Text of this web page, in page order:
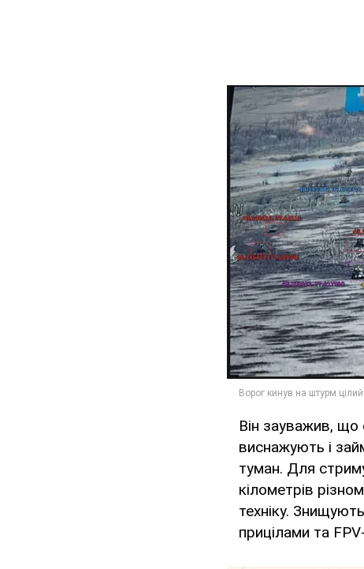
Він зауважив,
виснажують і
туман. Для
кілометрів
техніку.
прицілами та